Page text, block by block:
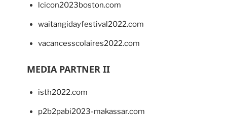
lcicon2023boston.com
waitangidayfestival2022.com
vacancesscolaires2022.com
MEDIA PARTNER II
isth2022.com
p2b2pabi2023-makassar.com